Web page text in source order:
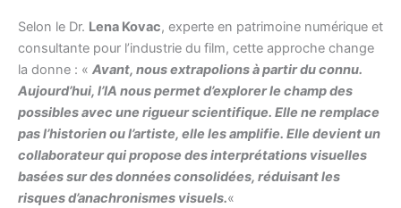
Selon le Dr. Lena Kovac, experte en patrimoine numérique et
consultante pour l’industrie du film, cette approche change
la donne : « Avant, nous extrapolions à partir du connu.
Aujourd’hui, l’IA nous permet d’explorer le champ des
possibles avec une rigueur scientifique. Elle ne remplace
pas l’historien ou l’artiste, elle les amplifie. Elle devient un
collaborateur qui propose des interprétations visuelles
basées sur des données consolidées, réduisant les
risques d’anachronismes visuels.«